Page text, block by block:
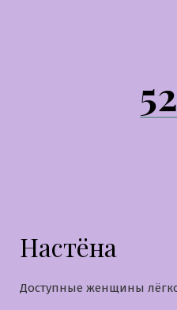
Настёна
Доступные женщины